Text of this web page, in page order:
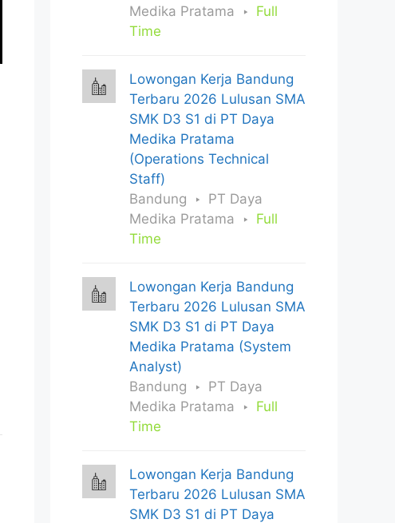
Medika Pratama
Full
Time
Lowongan Kerja Bandung
Terbaru 2026 Lulusan SMA
SMK D3 S1 di PT Daya
Medika Pratama
(Operations Technical
Staff)
Bandung
PT Daya
Medika Pratama
Full
Time
Lowongan Kerja Bandung
Terbaru 2026 Lulusan SMA
SMK D3 S1 di PT Daya
Medika Pratama (System
Analyst)
Bandung
PT Daya
Medika Pratama
Full
Time
Lowongan Kerja Bandung
Terbaru 2026 Lulusan SMA
SMK D3 S1 di PT Daya